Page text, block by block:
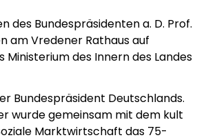
des Bundespräsidenten a. D. Prof.
am Vredener Rathaus auf
des Innern des Landes
Bundespräsident Deutschlands.
wurde gemeinsam mit dem kult
Marktwirtschaft das 75-